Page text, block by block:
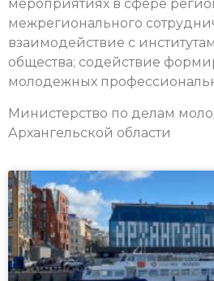
мероприятиях в сфере
межрегионального
взаимодействие с
общества; содействие
молодежных
Министерство по делам
Архангельской области